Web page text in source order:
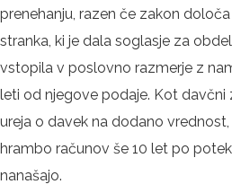
prenehanju, razen če zakon
stranka, ki je dala soglasje za
vstopila v poslovno razmerje z
leti od njegove podaje. Kot davčni
ureja o davek na dodano
hrambo računov še 10 let po
nanašajo.